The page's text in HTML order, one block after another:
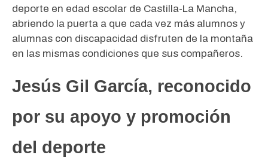
deporte en edad escolar de Castilla-La Mancha,
abriendo la puerta a que cada vez más alumnos y
alumnas con discapacidad disfruten de la montaña
en las mismas condiciones que sus compañeros.
Jesús Gil García, reconocido
por su apoyo y promoción
del deporte